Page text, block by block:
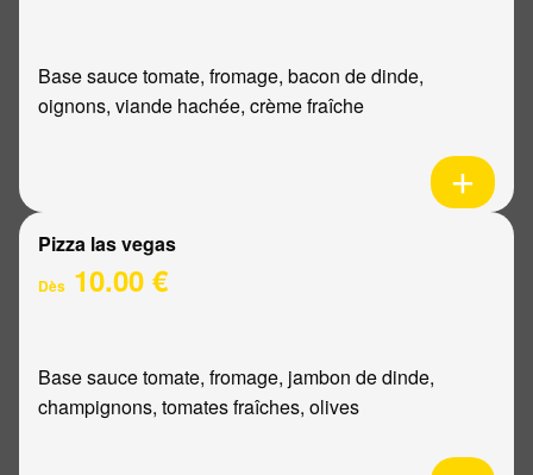
Base sauce tomate, fromage, bacon de dinde,
oignons, viande hachée, crème fraîche
Pizza las vegas
Dès 10.00 €
Base sauce tomate, fromage, jambon de dinde,
champignons, tomates fraîches, olives